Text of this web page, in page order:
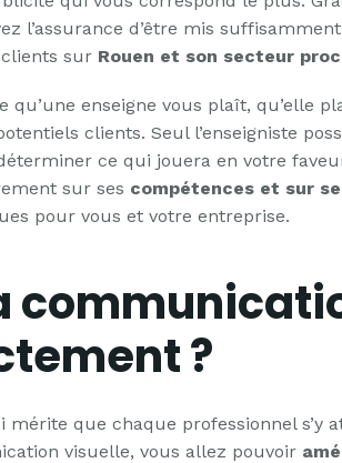
l’assurance d’être mis
sur Rouen et son secteur
qu’une enseigne vous plaît, qu’elle
clients. Seul l’enseigniste
ce qui jouera en votre
sur ses compétences et sur
pour vous et votre entreprise.
?
que chaque professionnel s’y
visuelle, vous allez pouvoir